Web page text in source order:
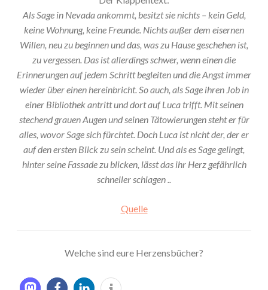
Als Sage in Nevada ankommt, besitzt sie nichts – kein Geld,
keine Wohnung, keine Freunde. Nichts außer dem eisernen
Willen, neu zu beginnen und das, was zu Hause geschehen ist,
zu vergessen. Das ist allerdings schwer, wenn einen die
Erinnerungen auf jedem Schritt begleiten und die Angst immer
wieder über einen hereinbricht. So auch, als Sage ihren Job in
einer Bibliothek antritt und dort auf Luca trifft. Mit seinen
stechend grauen Augen und seinen Tätowierungen steht er für
alles, wovor Sage sich fürchtet. Doch Luca ist nicht der, der er
auf den ersten Blick zu sein scheint. Und als es Sage gelingt,
hinter seine Fassade zu blicken, lässt das ihr Herz gefährlich
schneller schlagen ..
Quelle
Welche sind eure Herzensbücher?